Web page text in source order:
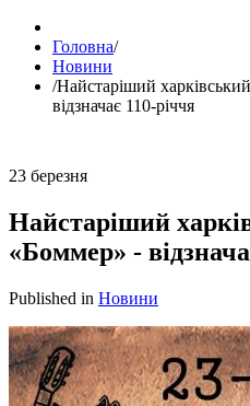
Головна/
Новини
/Найстаріший
відзначає 110-річчя
23 березня
Найстаріший
«Боммер» -
Published in Новини